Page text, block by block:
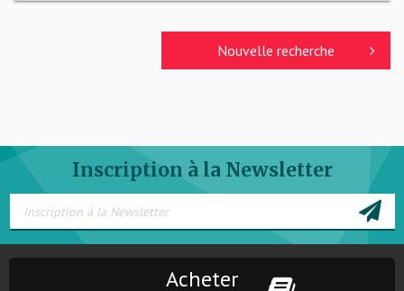
Nouvelle recherche
Inscription à la Newsletter
Acheter